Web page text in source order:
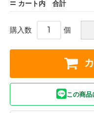
カート内 合計
購入数 個
この商品